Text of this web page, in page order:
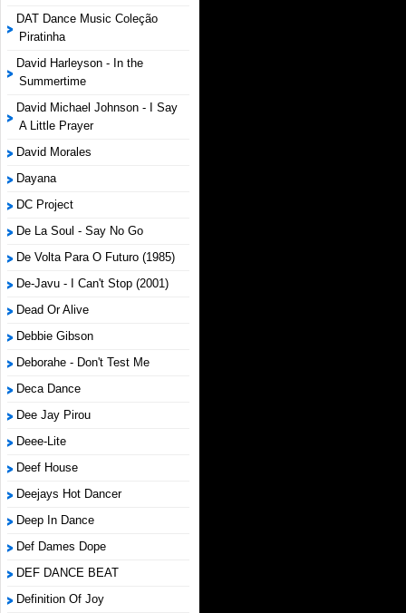
DAT Dance Music Coleção
Piratinha
David Harleyson - In the
Summertime
David Michael Johnson - I Say
A Little Prayer
David Morales
Dayana
DC Project
De La Soul - Say No Go
De Volta Para O Futuro (1985)
De-Javu - I Can't Stop (2001)
Dead Or Alive
Debbie Gibson
Deborahe - Don't Test Me
Deca Dance
Dee Jay Pirou
Deee-Lite
Deef House
Deejays Hot Dancer
Deep In Dance
Def Dames Dope
DEF DANCE BEAT
Definition Of Joy